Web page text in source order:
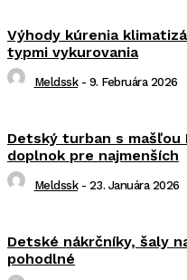
Výhody kúrenia
typmi vykurovania
Meldssk - 9. Februára 2026
Detský turban s mašľou
doplnok pre najmenších
Meldssk - 23. Januára 2026
Detské nákrčníky, šaly
pohodlné